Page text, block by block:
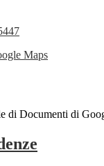
Maps
di Documenti di